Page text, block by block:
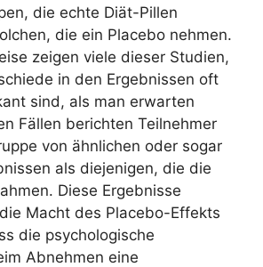
die echte Diät-Pillen
die ein Placebo nehmen.
zeigen viele dieser Studien,
in den Ergebnissen oft
sind, als man erwarten
Fällen berichten Teilnehmer
von ähnlichen oder sogar
als diejenigen, die die
Diese Ergebnisse
Macht des Placebo-Effekts
die psychologische
Abnehmen eine